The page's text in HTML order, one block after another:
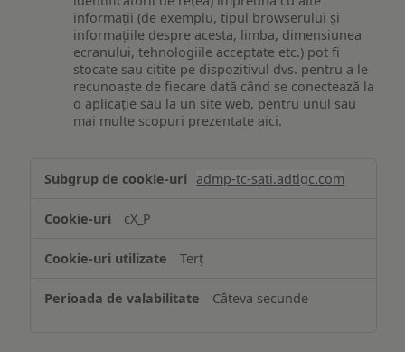
informații (de exemplu, tipul browserului și
informațiile despre acesta, limba, dimensiunea
ecranului, tehnologiile acceptate etc.) pot fi
stocate sau citite pe dispozitivul dvs. pentru a le
recunoaște de fiecare dată când se conectează la
o aplicație sau la un site web, pentru unul sau
mai multe scopuri prezentate aici.
și/sau
informațiilor
pe
dispozitiv
admp-tc-sati.adtlgc.com
cX_P
Terț
Câteva secunde